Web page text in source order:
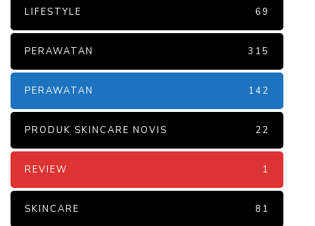
LIFESTYLE 69
PERAWATAN 315
PERAWATAN 142
PRODUK SKINCARE NOVIS 22
REVIEW 1
SKINCARE 81